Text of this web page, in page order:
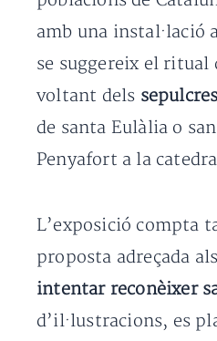
amb una instal·lació
se suggereix el ritual
voltant dels
de santa Eulàlia o
Penyafort a la
L’exposició compta
proposta adreçada
intentar reconèixer
d’il·lustracions, es